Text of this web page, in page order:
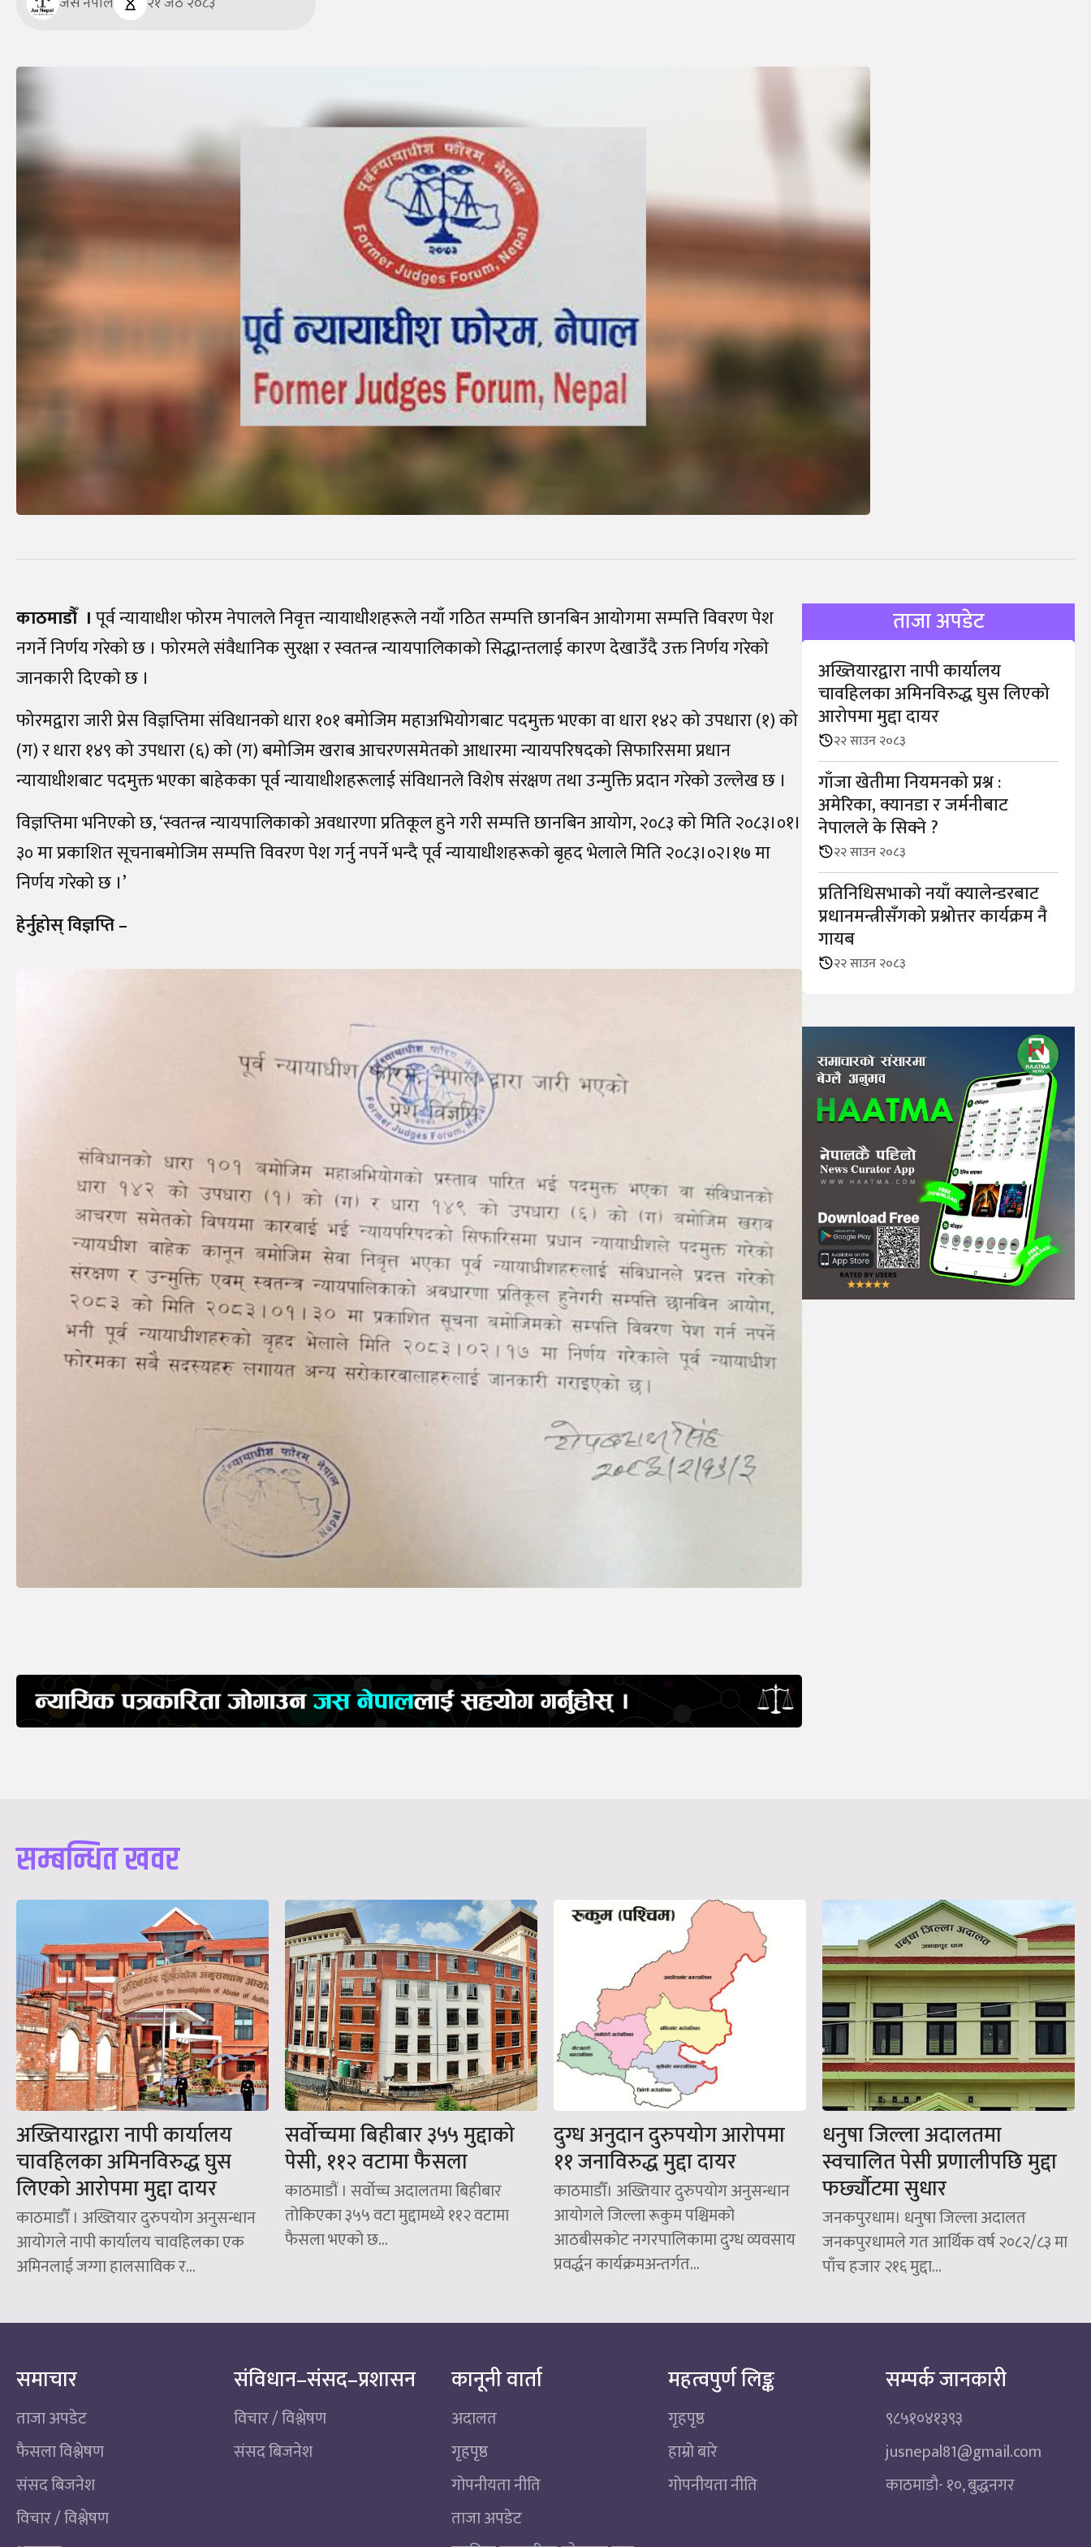
काठमाडौँ ।पूर्व न्यायाधीश फोरम नेपालले निवृत्त न्यायाधीशहरूले नयाँ गठित सम्पत्ति छानबिन आयोगमा सम्पत्ति विवरण पेश
नगर्ने निर्णय गरेको छ । फोरमले संवैधानिक सुरक्षा र स्वतन्त्र न्यायपालिकाको सिद्धान्तलाई कारण देखाउँदै उक्त निर्णय गरेकाे
जानकारी दिएकाे छ ।
फोरमद्वारा जारी प्रेस विज्ञप्तिमा संविधानको धारा १०१ बमोजिम महाअभियोगबाट पदमुक्त भएका वा धारा १४२ को उपधारा (१) को
(ग) र धारा १४९ को उपधारा (६) को (ग) बमोजिम खराब आचरणसमेतको आधारमा न्यायपरिषदको सिफारिसमा प्रधान
न्यायाधीशबाट पदमुक्त भएका बाहेकका पूर्व न्यायाधीशहरूलाई संविधानले विशेष संरक्षण तथा उन्मुक्ति प्रदान गरेको उल्लेख छ ।
विज्ञप्तिमा भनिएको छ, ‘स्वतन्त्र न्यायपालिकाको अवधारणा प्रतिकूल हुने गरी सम्पत्ति छानबिन आयोग, २०८३ को मिति २०८३।०१।
३० मा प्रकाशित सूचनाबमोजिम सम्पत्ति विवरण पेश गर्नु नपर्ने भन्दै पूर्व न्यायाधीशहरूको बृहद भेलाले मिति २०८३।०२।१७ मा
निर्णय गरेको छ ।’
हेर्नुहोस् विज्ञप्ति –
ताजा अपडेट
अख्तियारद्वारा नापी कार्यालय
चावहिलका अमिनविरुद्ध घुस लिएको
आरोपमा मुद्दा दायर
२२ साउन २०८३
गाँजा खेतीमा नियमनको प्रश्न :
अमेरिका, क्यानडा र जर्मनीबाट
नेपालले के सिक्ने ?
२२ साउन २०८३
प्रतिनिधिसभाको नयाँ क्यालेन्डरबाट
प्रधानमन्त्रीसँगको प्रश्नोत्तर कार्यक्रम नै
गायब
२२ साउन २०८३
सम्बन्धित खवर
अख्तियारद्वारा नापी कार्यालय
चावहिलका अमिनविरुद्ध घुस
लिएको आरोपमा मुद्दा दायर
काठमाडौँ । अख्तियार दुरुपयोग अनुसन्धान
आयोगले नापी कार्यालय चावहिलका एक
अमिनलाई जग्गा हालसाविक र...
सर्वोच्चमा बिहीबार ३५५ मुद्दाको
पेसी, ११२ वटामा फैसला
काठमाडौं । सर्वोच्च अदालतमा बिहीबार
तोकिएका ३५५ वटा मुद्दामध्ये ११२ वटामा
फैसला भएको छ...
दुग्ध अनुदान दुरुपयोग आराेपमा
११ जनाविरुद्ध मुद्दा दायर
काठमाडौँ। अख्तियार दुरुपयोग अनुसन्धान
आयोगले जिल्ला रूकुम पश्चिमको
आठबीसकोट नगरपालिकामा दुग्ध व्यवसाय
प्रवर्द्धन कार्यक्रमअन्तर्गत...
धनुषा जिल्ला अदालतमा
स्वचालित पेसी प्रणालीपछि मुद्दा
फर्छ्यौटमा सुधार
जनकपुरधाम। धनुषा जिल्ला अदालत
जनकपुरधामले गत आर्थिक वर्ष २०८२/८३ मा
पाँच हजार २१६ मुद्दा...
समाचार
ताजा अपडेट
फैसला विश्लेषण
संसद बिजनेश
विचार / विश्लेषण
संविधान–संसद–प्रशासन
विचार / विश्लेषण
संसद बिजनेश
कानूनी वार्ता
अदालत
गृहपृष्ठ
गोपनीयता नीति
ताजा अपडेट
महत्वपुर्ण लिङ्क
गृहपृष्ठ
हाम्रो बारे
गोपनीयता नीति
सम्पर्क जानकारी
९८५१०४१३९३
jusnepal81@gmail.com
काठमाडाै‌- १०, बुद्धनगर